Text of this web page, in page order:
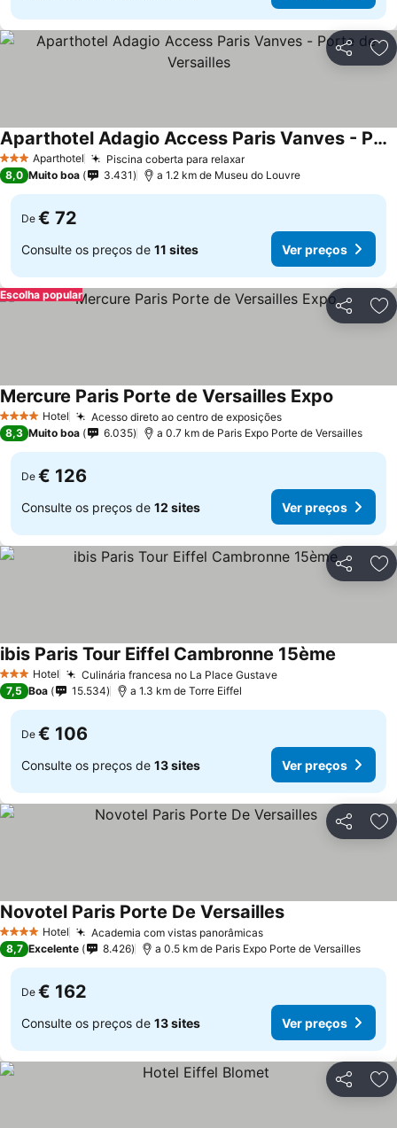
Partilhar
3 EstrelasAparthotel Piscina coberta para relaxar
Aparthotel Adagio Access Paris Vanves - Porte de Versailles
8,0 Muito boa 3.431 a 1.2 km de Museu do Louvre
De € 72
Consulte os preços de 11 sites Ver preços
Partilhar
Escolha popular
4 EstrelasHotel Acesso direto ao centro de exposições
Mercure Paris Porte de Versailles Expo
8,3 Muito boa 6.035 a 0.7 km de Paris Expo Porte de Versailles
De € 126
Consulte os preços de 12 sites Ver preços
Partilhar
3 EstrelasHotel Culinária francesa no La Place Gustave
ibis Paris Tour Eiffel Cambronne 15ème
7,5 Boa 15.534 a 1.3 km de Torre Eiffel
De € 106
Consulte os preços de 13 sites Ver preços
Partilhar
4 EstrelasHotel Academia com vistas panorâmicas
Novotel Paris Porte De Versailles
8,7 Excelente 8.426 a 0.5 km de Paris Expo Porte de Versailles
De € 162
Consulte os preços de 13 sites Ver preços
Partilhar